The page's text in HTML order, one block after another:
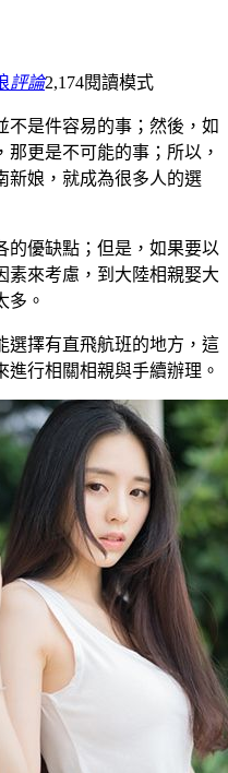
評論2,174閱讀模式
不是件容易的事；然後，如
更是不可能的事；所以，
新娘，就成為很多人的選
的優缺點；但是，如果要以
素來考慮，到大陸相親娶大
多。
選擇有直飛航班的地方，這
行相關相親與手續辦理。